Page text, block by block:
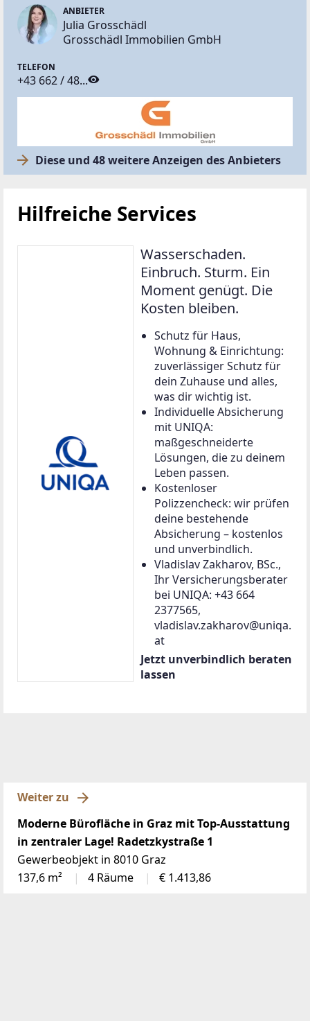
ANBIETER
Julia Grosschädl
Grosschädl Immobilien GmbH
TELEFON
+43 662 / 48...
Diese und 48 weitere Anzeigen des Anbieters
Hilfreiche Services
Wasserschaden.
Einbruch. Sturm. Ein
Moment genügt. Die
Kosten bleiben.
Schutz für Haus,
Wohnung & Einrichtung:
zuverlässiger Schutz für
dein Zuhause und alles,
was dir wichtig ist.
Individuelle Absicherung
mit UNIQA:
maßgeschneiderte
Lösungen, die zu deinem
Leben passen.
Kostenloser
Polizzencheck: wir prüfen
deine bestehende
Absicherung – kostenlos
und unverbindlich.
Vladislav Zakharov, BSc.,
Ihr Versicherungsberater
bei UNIQA: +43 664
2377565,
vladislav.zakharov@uniqa.
at
Jetzt unverbindlich beraten
lassen
Weiter zu
Moderne Bürofläche in Graz mit Top-Ausstattung
in zentraler Lage! Radetzkystraße 1
Gewerbeobjekt in 8010 Graz
137,6 m²
4 Räume € 1.413,86